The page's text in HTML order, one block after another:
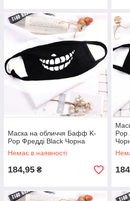
Маска на обличчя Бафф K-
Pop Фредді Black Чорна
Немає в наявності
184,95 ₴
Pop